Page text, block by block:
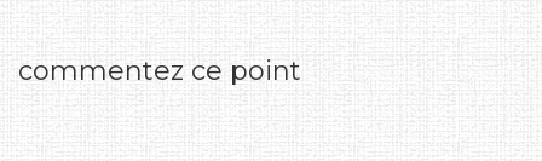
commentez ce point